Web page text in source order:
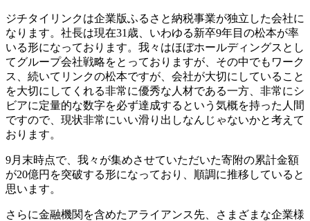
ジチタイリンクは企業版ふるさと納税事業が独立した会社に
なります。社長は現在31歳、いわゆる新卒9年目の松本が率
いる形になっております。我々はほぼホールディングスとし
てグループ会社戦略をとっておりますが、その中でもワーク
ス、続いてリンクの松本ですが、会社が大切にしていること
を大切にしてくれる非常に優秀な人材である一方、非常にシ
ビアに定量的な数字を必ず達成するという気概を持った人間
ですので、現状非常にいい滑り出しなんじゃないかと考えて
おります。
9月末時点で、我々が集めさせていただいた寄附の累計金額
が20億円を突破する形になっており、順調に推移していると
思います。
さらに金融機関を含めたアライアンス先、さまざまな企業様